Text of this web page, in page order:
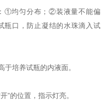
均匀分布；②装液量不能偏
口，防止凝结的水珠滴入试
培养试瓶的内液面。
的位置，指示灯亮。